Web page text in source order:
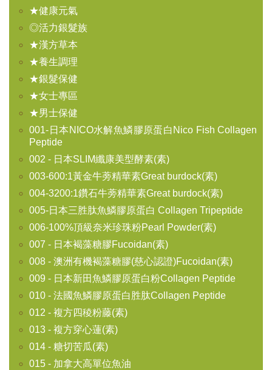
★健康元氣
◎活力銀髮族
★漢方草本
★養生調理
★銀髮保健
★女士專區
★男士保健
001-日本NICO水解魚鱗膠原蛋白Nico Fish Collagen
Peptide
002 - 日本SLIM纖康美型酵素(素)
003-600:1黃金牛蒡精華素Great burdock(素)
004-3200:1鑽石牛蒡精華素Great burdock(素)
005-日本三胜肽魚鱗膠原蛋白 Collagen Tripeptide
006-100%頂級奈米珍珠粉Pearl Powder(素)
007 - 日本褐藻糖膠Fucoidan(素)
008 - 澳洲有機褐藻糖膠(慈心認證)Fucoidan(素)
009 - 日本新田魚鱗膠原蛋白粉Collagen Peptide
010 - 法國魚鱗膠原蛋白胜肽Collagen Peptide
012 - 複方四稜粉藤(素)
013 - 複方穿心蓮(素)
014 - 糖切苦瓜(素)
015 - 加拿大高單位魚油